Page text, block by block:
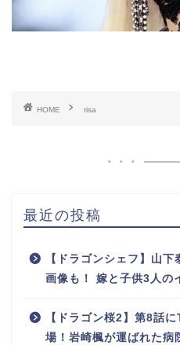
HOME risa
最近の投稿
【ドラゴンシェフ】山
画像も！ 嫁と子供3人の
【ドラゴン桜2】第8話
場！岩崎楓が運ばれた病